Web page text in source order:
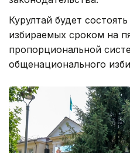
Курултай будет
избираемых сроком на
пропорциональной
общенационального